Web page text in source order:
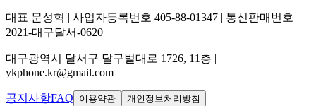
대표 문성혁 | 사업자등록번호 405-88-01347 | 통신판매번호
2021-대구달서-0620
대구광역시 달서구 달구벌대로 1726, 11층 |
ykphone.kr@gmail.com
공지사항FAQ 이용약관 개인정보처리방침